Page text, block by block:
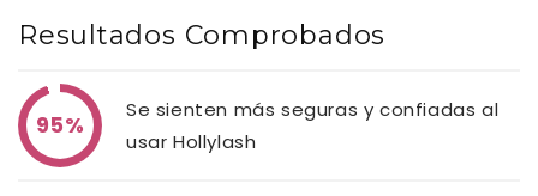
s
l
e
Resultados Comprobados
95%
Se sienten más seguras y confiadas al
usar Hollylash